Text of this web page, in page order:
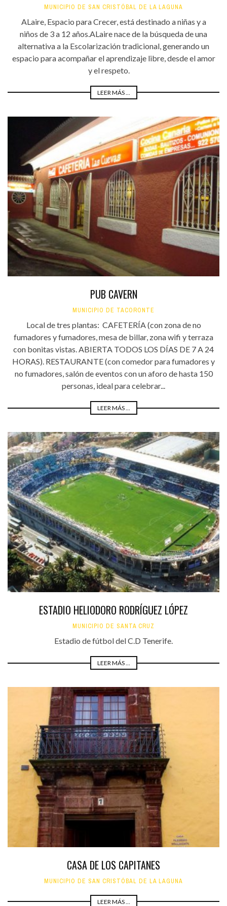
MUNICIPIO DE SAN CRISTÓBAL DE LA LAGUNA
ALaire, Espacio para Crecer, está destinado a niñas y a
niños de 3 a 12 años.ALaire nace de la búsqueda de una
alternativa a la Escolarización tradicional, generando un
espacio para acompañar el aprendizaje libre, desde el amor
y el respeto.
LEER MÁS ...
PUB CAVERN
MUNICIPIO DE TACORONTE
Local de tres plantas: CAFETERÍA (con zona de no
fumadores y fumadores, mesa de billar, zona wifi y terraza
con bonitas vistas. ABIERTA TODOS LOS DÍAS DE 7 A 24
HORAS). RESTAURANTE (con comedor para fumadores y
no fumadores, salón de eventos con un aforo de hasta 150
personas, ideal para celebrar...
LEER MÁS ...
ESTADIO HELIODORO RODRÍGUEZ LÓPEZ
MUNICIPIO DE SANTA CRUZ
Estadio de fútbol del C.D Tenerife.
LEER MÁS ...
CASA DE LOS CAPITANES
MUNICIPIO DE SAN CRISTÓBAL DE LA LAGUNA
LEER MÁS ...